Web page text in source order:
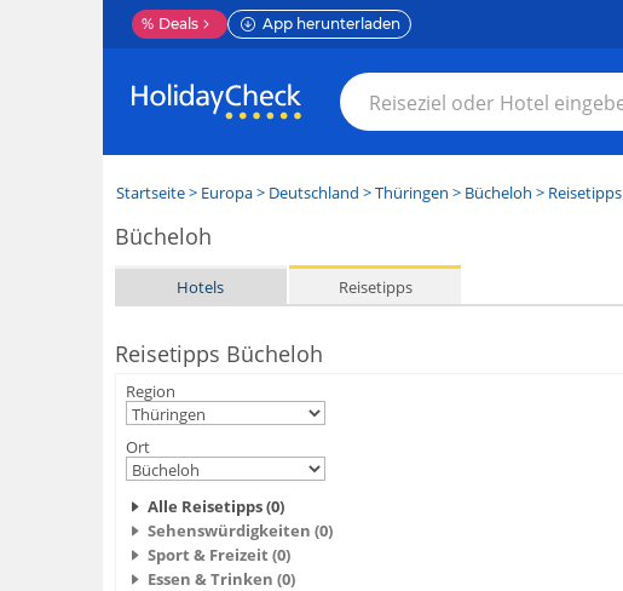
% Deals App herunterladen
Startseite> Europa> Deutschland >Thüringen > Bücheloh > Reisetipps
Bücheloh
Hotels Reisetipps
Reisetipps Bücheloh
Region
Ort
Alle Reisetipps (0)
Sehenswürdigkeiten (0)
Sport & Freizeit (0)
Essen & Trinken (0)